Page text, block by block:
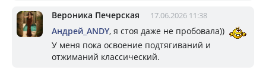
Вероника Печерская 17.06.2026 11:38
Андрей_ANDY, я стоя даже не пробовала))
У меня пока освоение подтягиваний и
отжиманий классический.